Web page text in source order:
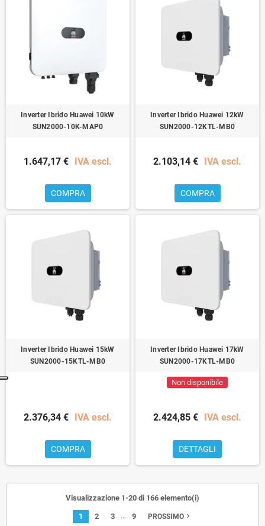
Inverter Ibrido Huawei 10kW
SUN2000-10K-MAP0
1.647,17 € IVA escl.
COMPRA
Inverter Ibrido Huawei 12kW
SUN2000-12KTL-MB0
2.103,14 € IVA escl.
COMPRA
Inverter Ibrido Huawei 15kW
SUN2000-15KTL-MB0
2.376,34 € IVA escl.
COMPRA
Inverter Ibrido Huawei 17kW
SUN2000-17KTL-MB0
Non disponibile
2.424,85 € IVA escl.
DETTAGLI
Visualizzazione 1-20 di 166 elemento(i)
1 2 3 … 9 PROSSIMO navigate_next